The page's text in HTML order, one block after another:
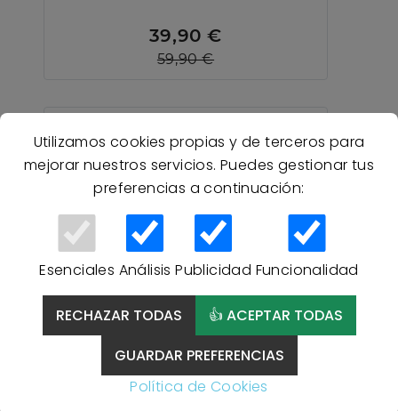
Utilizamos cookies propias y de terceros para
mejorar nuestros servicios. Puedes gestionar tus
preferencias a continuación:
Esenciales Análisis Publicidad Funcionalidad
RECHAZAR TODAS
👍 ACEPTAR TODAS
GUARDAR PREFERENCIAS
Política de Cookies
39,90 €
59,90 €